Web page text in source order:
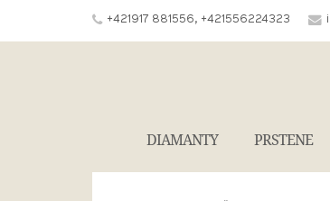
+421917 881556, +421556224323
DIAMANTY PRSTENE